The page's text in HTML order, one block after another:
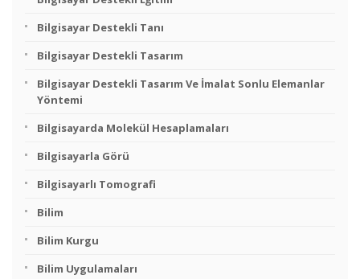
Bilgisayar Destekli Tanı
Bilgisayar Destekli Tasarım
Bilgisayar Destekli Tasarım Ve İmalat Sonlu Elemanlar
Yöntemi
Bilgisayarda Molekül Hesaplamaları
Bilgisayarla Görü
Bilgisayarlı Tomografi
Bilim
Bilim Kurgu
Bilim Uygulamaları